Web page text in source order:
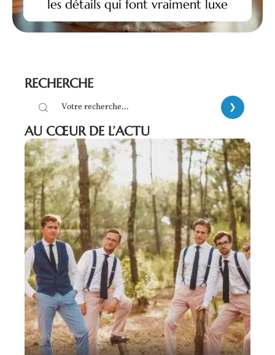
les détails qui font vraiment luxe
RECHERCHE
AU CŒUR DE L’ACTU